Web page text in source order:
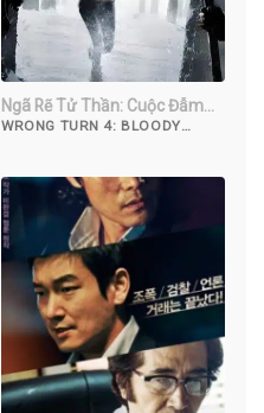
Ngã Rẽ Tử Thần: Cuộc Đẫm
Máu Bắt Đầu
WRONG TURN 4: BLOODY